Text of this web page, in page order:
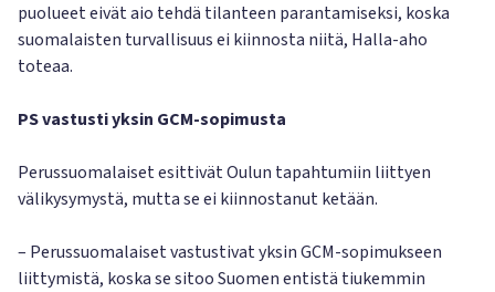
puolueet eivät aio tehdä tilanteen parantamiseksi, koska
suomalaisten turvallisuus ei kiinnosta niitä, Halla-aho
toteaa.
PS vastusti yksin GCM-sopimusta
Perussuomalaiset esittivät Oulun tapahtumiin liittyen
välikysymystä, mutta se ei kiinnostanut ketään.
– Perussuomalaiset vastustivat yksin GCM-sopimukseen
liittymistä, koska se sitoo Suomen entistä tiukemmin